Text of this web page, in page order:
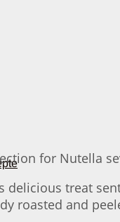
for Nutella
delicious treat
roasted and